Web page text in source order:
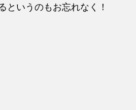
というのもお忘れなく！